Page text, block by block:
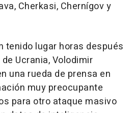
Cherkasi, Chernígov y
tenido lugar horas después
Ucrania, Volodimir
una rueda de prensa en
muy preocupante
para otro ataque masivo